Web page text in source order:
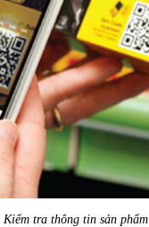
Kiểm tra thông tin sản phẩm